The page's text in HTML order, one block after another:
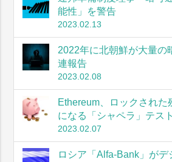
能性」を警告
2023.02.13
2022年に北朝鮮が大量の
連報告
2023.02.08
Ethereum、ロックされた
になる「シャペラ」テス
2023.02.07
ロシア「Alfa-Bank」がデ